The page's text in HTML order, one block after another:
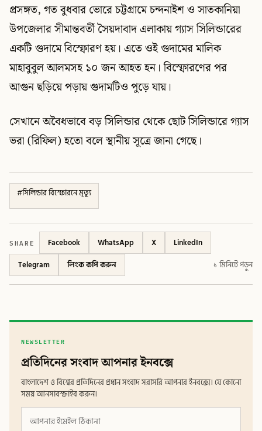
প্রসঙ্গত, গত বুধবার ভোরে চট্টগ্রামে চন্দনাইশ ও সাতকানিয়া
উপজেলার সীমান্তবর্তী সৈয়দাবাদ এলাকায় গ্যাস সিলিন্ডারের
একটি গুদামে বিস্ফোরণ হয়। এতে ওই গুদামের মালিক
মাহাবুবুল আলমসহ ১০ জন আহত হন। বিস্ফোরণের পর
আগুন ছড়িয়ে পড়ায় গুদামটিও পুড়ে যায়।
সেখানে অবৈধভাবে বড় সিলিন্ডার থেকে ছোট সিলিন্ডারে গ্যাস
ভরা (রিফিল) হতো বলে স্থানীয় সূত্রে জানা গেছে।
#সিলিন্ডার বিস্ফোরনে মৃত্যু
SHARE Facebook WhatsApp X
LinkedIn
Telegram
লিংক কপি করুন ১ মিনিটে পড়ুন
NEWSLETTER
প্রতিদিনের সংবাদ আপনার ইনবক্সে
বাংলাদেশ ও বিশ্বের প্রতিদিনের প্রধান সংবাদ সরাসরি আপনার ইনবক্সে। যে কোনো
সময় আনসাবস্ক্রাইব করুন।